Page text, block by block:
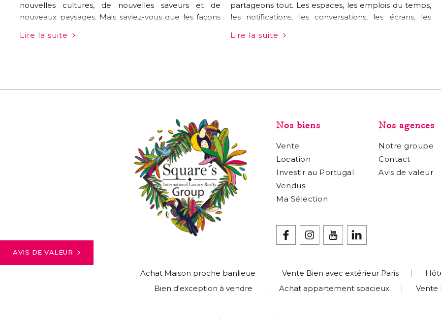
AVIS DE VALEUR
nouvelles cultures, de nouvelles saveurs et de
nouveaux paysages. Mais saviez-vous que les façons
Séoul à Buenos Aires, en passant par Kyoto ou
Lire la suite
partageons tout. Les espaces, les emplois du temps,
les notifications, les conversations, les écrans, les
véritable silence, sans moment réellement à nous. Et
Lire la suite
Nos biens
Vente
Location
Investir au Portugal
Vendus
Ma Sélection
Nos agences
Notre groupe
Contact
Avis de valeur
Achat Maison proche banlieue Vente Bien avec extérieur Paris
Bien d'exception à vendre
Achat appartement spacieux Vente